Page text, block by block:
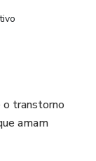
o transtorno
amam